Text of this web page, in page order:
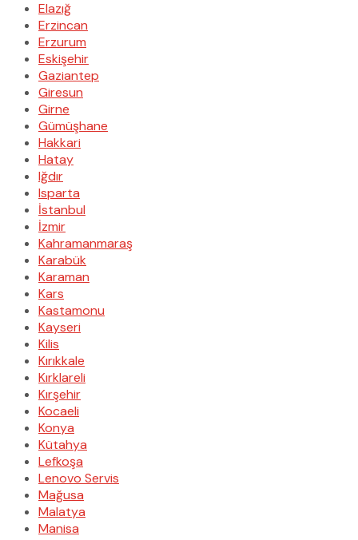
Elazığ
Erzincan
Erzurum
Eskişehir
Gaziantep
Giresun
Girne
Gümüşhane
Hakkari
Hatay
Iğdır
Isparta
İstanbul
İzmir
Kahramanmaraş
Karabük
Karaman
Kars
Kastamonu
Kayseri
Kilis
Kırıkkale
Kırklareli
Kırşehir
Kocaeli
Konya
Kütahya
Lefkoşa
Lenovo Servis
Mağusa
Malatya
Manisa